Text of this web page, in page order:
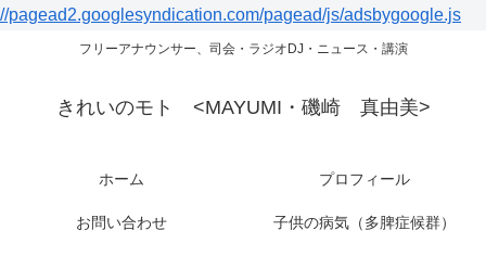
//pagead2.googlesyndication.com/pagead/js/adsbygoogle.js
フリーアナウンサー、司会・ラジオDJ・ニュース・講演
きれいのモト <MAYUMI・磯崎 真由美>
ホーム プロフィール
お問い合わせ 子供の病気（多脾症候群）